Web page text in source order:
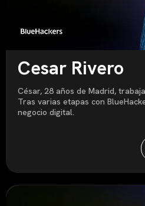
Cesar Rivero
César, 28 años de Madrid,
Tras varias etapas con
negocio digital.